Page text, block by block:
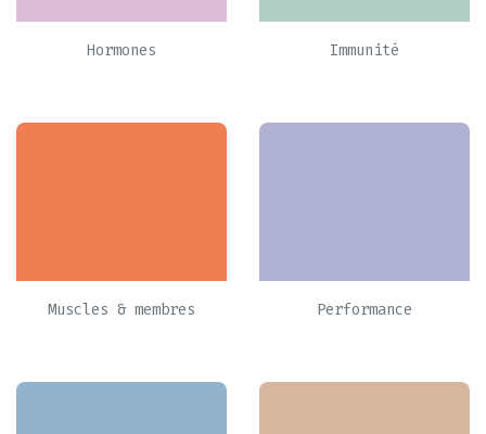
Hormones Immunité
Muscles & membres Performance